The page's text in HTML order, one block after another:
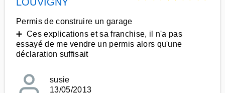
Permis de construire un garage
➕ Ces explications et sa franchise, il n'a pas
essayé de me vendre un permis alors qu'une
déclaration suffisait
susie
13/05/2013